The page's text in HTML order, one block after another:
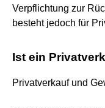
Verpflichtung zur
besteht jedoch für
Ist ein
Privatverkauf und